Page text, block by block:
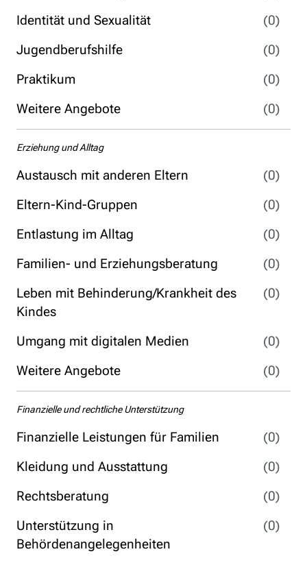
Identität und Sexualität
(0)
Jugendberufshilfe
(0)
Praktikum
(0)
Weitere Angebote
(0)
Erziehung und Alltag
Austausch mit anderen Eltern
(0)
Eltern-Kind-Gruppen
(0)
Entlastung im Alltag
(0)
Familien- und Erziehungsberatung
(0)
Leben mit Behinderung/Krankheit des
Kindes
(0)
Umgang mit digitalen Medien
(0)
Weitere Angebote
(0)
Finanzielle und rechtliche Unterstützung
Finanzielle Leistungen für Familien
(0)
Kleidung und Ausstattung
(0)
Rechtsberatung
(0)
Unterstützung in
Behördenangelegenheiten
(0)